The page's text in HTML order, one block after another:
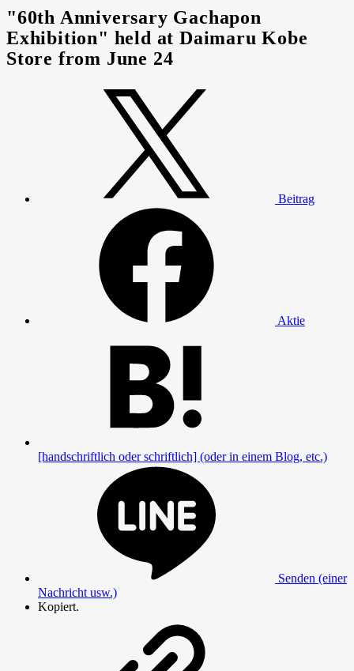
"60th Anniversary Gachapon
Exhibition" held at Daimaru Kobe
Store from June 24
Beitrag
Aktie
[handschriftlich oder schriftlich] (oder in einem Blog, etc.)
Senden (einer
Nachricht usw.)
Kopiert.